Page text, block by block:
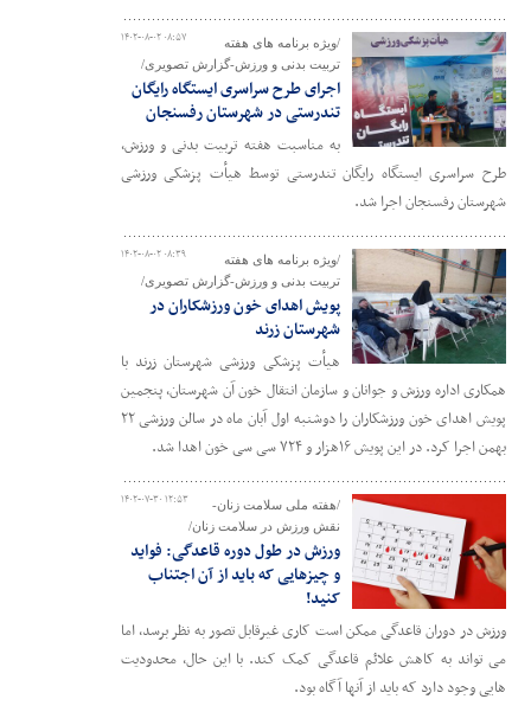
۱۴۰۲-۰۸-۰۲ ۰۸:۵۷
/ویژه برنامه های هفته
تربیت بدنی و ورزش-گزارش تصویری/
اجرای طرح سراسری ایستگاه رایگان
تندرستی در شهرستان رفسنجان
به مناسبت هفته تربیت بدنی و ورزش،
طرح سراسری ایستگاه رایگان تندرستی توسط هیأت پزشکی ورزشی
شهرستان رفسنجان اجرا شد.
۱۴۰۲-۰۸-۰۲ ۰۸:۳۹
/ویژه برنامه های هفته
تربیت بدنی و ورزش-گزارش تصویری/
پویش اهدای خون ورزشکاران در
شهرستان زرند
هیأت پزشکی ورزشی شهرستان زرند با
همکاری اداره ورزش و جوانان و سازمان انتقال خون آن شهرستان، پنجمین
پویش اهدای خون ورزشکاران را دوشنبه اول آبان ماه در سالن ورزشی ۲۲
بهمن اجرا کرد. در این پویش ۱۶هزار و ۷۲۴ سی سی خون اهدا شد.
۱۴۰۲-۰۷-۳۰ ۱۲:۵۳
/هفته ملی سلامت زنان-
نقش ورزش در سلامت زنان/
ورزش در طول دوره قاعدگی: فواید
و چیزهایی که باید از آن اجتناب
کنید!
ورزش در دوران قاعدگی ممکن است کاری غیرقابل تصور به نظر برسد، اما
می تواند به کاهش علائم قاعدگی کمک کند. با این حال، محدودیت
هایی وجود دارد که باید از آنها آگاه بود.